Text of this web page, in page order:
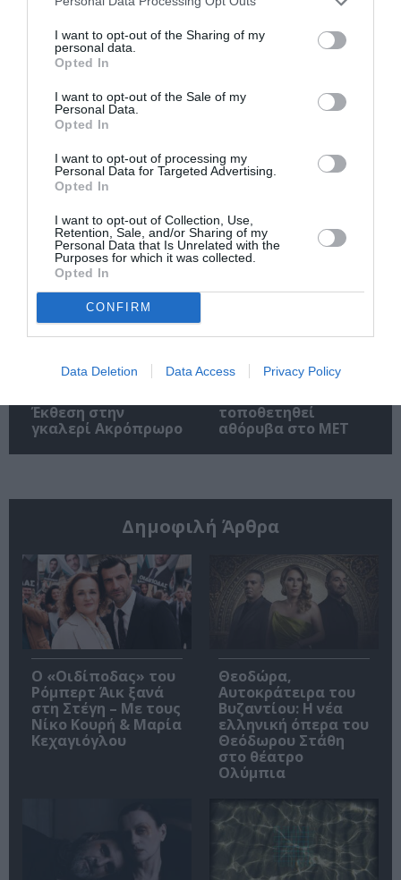
I want to opt-out of the Sharing of my
personal data.
Opted In
I want to opt-out of the Sale of my
Personal Data.
Opted In
I want to opt-out of processing my
Personal Data for Targeted Advertising.
Opted In
I want to opt-out of Collection, Use,
Retention, Sale, and/or Sharing of my
Personal Data that Is Unrelated with the
Purposes for which it was collected.
Opted In
CONFIRM
Data Deletion Data Access Privacy Policy
Σαρωνίς Βατικιώτη
Γκάτσου –
Διαφάνειες Ζωής:
Έκθεση στο Katheti
Summer 2026
Πειρατής» &
“Beauty and Blue”:
έκθεση στην Πάτμο
Αλέξανδρος
Μαγκανιώτης –
Έκθεση στην
γκαλερί Ακρόπρωρο
Σπάνιος πίνακας
του Λεονάρντο Ντα
τοποθετηθεί
αθόρυβα στο MET
Δημοφιλή Άρθρα
O «Οιδίποδας» του
Ρόμπερτ Άικ ξανά
στη Στέγη – Με τους
Νίκο Κουρή & Μαρία
Κεχαγιόγλου
Θεοδώρα,
Αυτοκράτειρα του
Βυζαντίου: Η νέα
ελληνική όπερα του
Θεόδωρου Στάθη
στο θέατρο
Ολύμπια